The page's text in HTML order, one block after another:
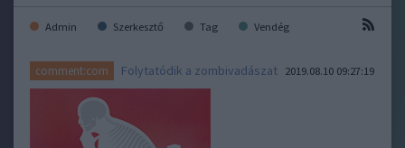
Admin Szerkesztő Tag Vendég
comment:com Folytatódik a zombivadászat 2019.08.10 09:27:19